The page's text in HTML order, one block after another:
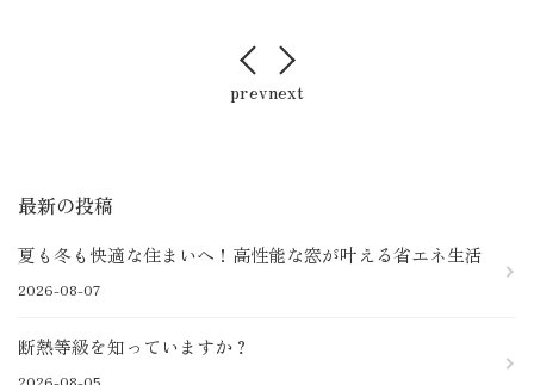
prevnext
最新の投稿
夏も冬も快適な住まいへ！高性能な窓が叶える省エネ生活
2026-08-07
断熱等級を知っていますか？
2026-08-05